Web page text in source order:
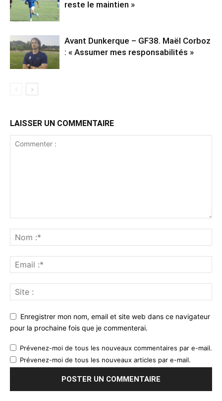
reste le maintien »
Avant Dunkerque – GF38. Maël Corboz
: « Assumer mes responsabilités »
LAISSER UN COMMENTAIRE
Enregistrer mon nom, email et site web dans ce navigateur
pour la prochaine fois que je commenterai.
Prévenez-moi de tous les nouveaux commentaires par e-mail.
Prévenez-moi de tous les nouveaux articles par e-mail.